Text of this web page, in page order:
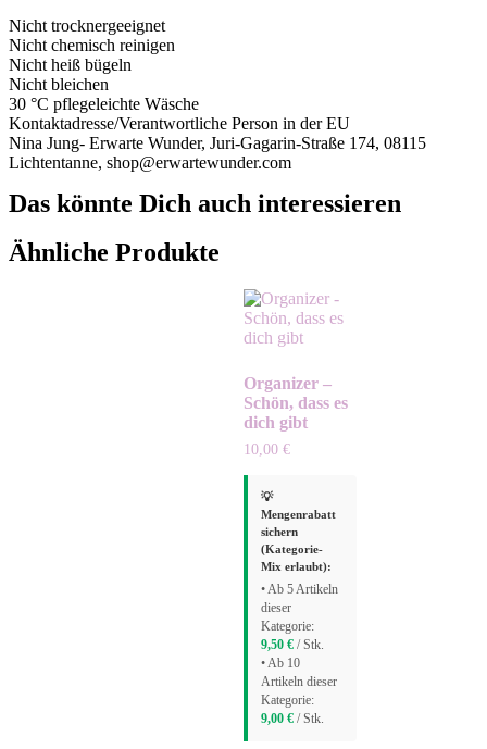
Nicht trocknergeeignet
Nicht chemisch reinigen
Nicht heiß bügeln
Nicht bleichen
30 °C pflegeleichte Wäsche
Kontaktadresse/Verantwortliche Person in der EU
Nina Jung- Erwarte Wunder, Juri-Gagarin-Straße 174, 08115
Lichtentanne, shop@erwartewunder.com
Das könnte Dich auch interessieren
Ähnliche Produkte
Organizer –
Schön, dass es
dich gibt
10,00 €
💡
Mengenrabatt
sichern
(Kategorie-
Mix erlaubt):
• Ab 5 Artikeln
dieser
Kategorie:
9,50 € / Stk.
• Ab 10
Artikeln dieser
Kategorie:
9,00 € / Stk.